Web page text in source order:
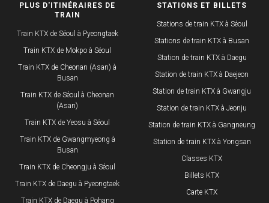
PLUS D'ITINÉRAIRES DE
TRAIN
Train KTX de Séoul à Pyeongtaek
Train KTX de Mokpo à Séoul
Train KTX de Cheonan (Asan) à
Busan
Train KTX de Séoul à Cheonan
(Asan)
Train KTX de Yeosu à Séoul
Train KTX de Gwangmyeong à
Busan
Train KTX de Cheongju à Séoul
Train KTX de Daegu à Pyeongtaek
Train KTX de Daegu à Pohang
STATIONS ET BILLETS
Stations de train KTX à Séoul
Stations de train KTX à Busan
Station de train KTX à Daegu
Station de train KTX à Daejeon
Station de train KTX à Gwangju
Station de train KTX à Jeonju
Station de train KTX à Gangneung
Station de train KTX à Yongsan
Classes KTX
Billets KTX
Carte KTX